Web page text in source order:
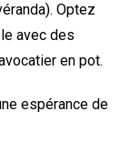
Optez
avec des
en pot.
espérance de